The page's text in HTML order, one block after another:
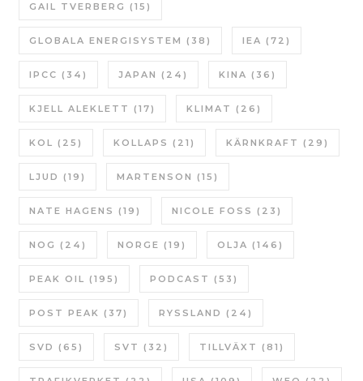
GAIL TVERBERG (15)
GLOBALA ENERGISYSTEM (38) IEA (72)
IPCC (34) JAPAN (24) KINA (36)
KJELL ALEKLETT (17) KLIMAT (26)
KOL (25) KOLLAPS (21) KÄRNKRAFT (29)
LJUD (19) MARTENSON (15)
NATE HAGENS (19) NICOLE FOSS (23)
NOG (24) NORGE (19) OLJA (146)
PEAK OIL (195) PODCAST (53)
POST PEAK (37) RYSSLAND (24)
SVD (65) SVT (32) TILLVÄXT (81)